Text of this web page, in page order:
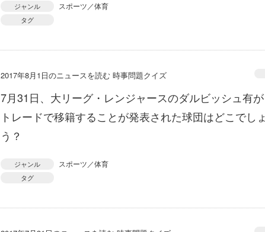
ジャンル スポーツ／体育
タグ
2017年8月1日のニュースを読む 時事問題クイズ
7月31日、大リーグ・レンジャースのダルビッシュ有が
トレードで移籍することが発表された球団はどこでしょ
う？
ジャンル スポーツ／体育
タグ